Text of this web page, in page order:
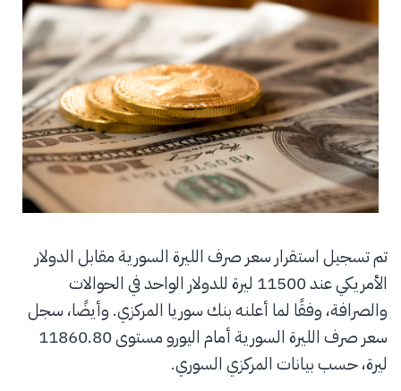
تم تسجيل استقرار سعر صرف الليرة السورية مقابل الدولار
الأمريكي عند 11500 ليرة للدولار الواحد في الحوالات
والصرافة، وفقًا لما أعلنه بنك سوريا المركزي. وأيضًا، سجل
سعر صرف الليرة السورية أمام اليورو مستوى 11860.80
ليرة، حسب بيانات المركزي السوري.